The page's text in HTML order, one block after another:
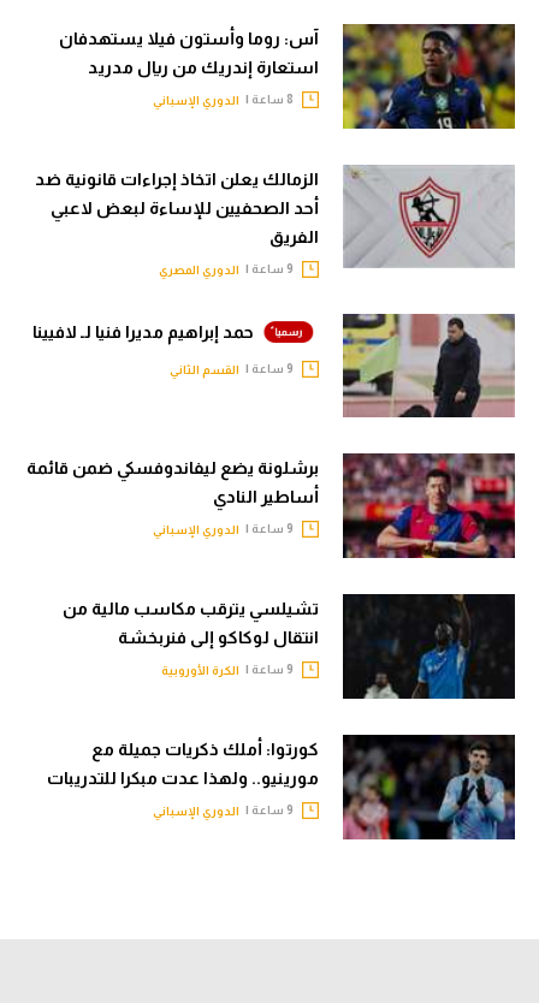
آس: روما وأستون فيلا يستهدفان
استعارة إندريك من ريال مدريد
الدوري الإسباني
الزمالك يعلن اتخاذ إجراءات قانونية ضد
أحد الصحفيين للإساءة لبعض لاعبي
الفريق
الدوري المصري
حمد إبراهيم مديرا فنيا لـ لافيينا
القسم الثاني
برشلونة يضع ليفاندوفسكي ضمن قائمة
أساطير النادي
الدوري الإسباني
تشيلسي يترقب مكاسب مالية من
انتقال لوكاكو إلى فنربخشة
الكرة الأوروبية
كورتوا: أملك ذكريات جميلة مع
مورينيو.. ولهذا عدت مبكرا للتدريبات
الدوري الإسباني